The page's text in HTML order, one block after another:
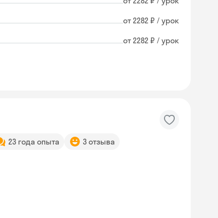
от 2282 ₽ / урок
от 2282 ₽ / урок
23 года опыта 3 отзыва